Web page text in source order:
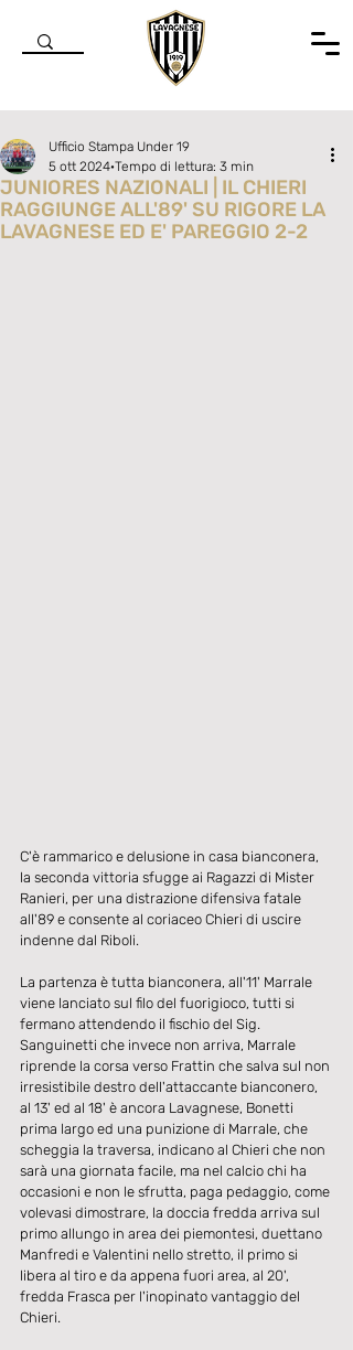
JUNIORES NAZIONALI | IL CHIERI
RAGGIUNGE ALL'89' SU RIGORE LA
LAVAGNESE ED E' PAREGGIO 2-2
Ufficio Stampa Under 19
5 ott 2024 Tempo di lettura: 3 min
C'è rammarico e delusione in casa bianconera,
la seconda vittoria sfugge ai Ragazzi di Mister
Ranieri, per una distrazione difensiva fatale
all'89 e consente al coriaceo Chieri di uscire
indenne dal Riboli.
La partenza è tutta bianconera, all'11' Marrale
viene lanciato sul filo del fuorigioco, tutti si
fermano attendendo il fischio del Sig.
Sanguinetti che invece non arriva, Marrale
riprende la corsa verso Frattin che salva sul non
irresistibile destro dell'attaccante bianconero,
al 13' ed al 18' è ancora Lavagnese, Bonetti
prima largo ed una punizione di Marrale, che
scheggia la traversa, indicano al Chieri che non
sarà una giornata facile, ma nel calcio chi ha
occasioni e non le sfrutta, paga pedaggio, come
volevasi dimostrare, la doccia fredda arriva sul
primo allungo in area dei piemontesi, duettano
Manfredi e Valentini nello stretto, il primo si
libera al tiro e da appena fuori area, al 20',
fredda Frasca per l'inopinato vantaggio del
Chieri.